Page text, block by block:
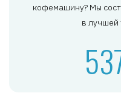
кофемашину? Мы
в лучшей